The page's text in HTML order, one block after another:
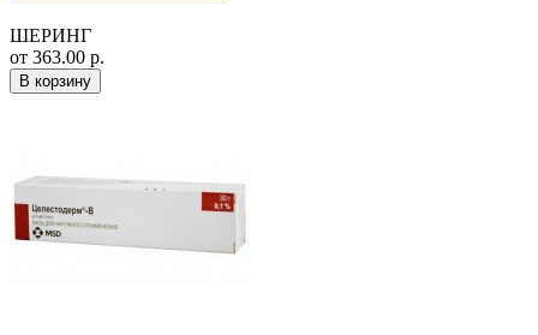
ШЕРИНГ
от 363.00 р.
В корзину